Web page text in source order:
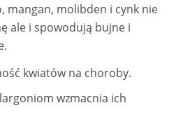
mangan, molibden i cynk nie
ale i spowodują bujne i
kwiatów na choroby.
wzmacnia ich